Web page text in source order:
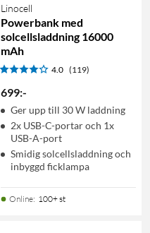
Linocell
Powerbank med
solcellsladdning 16000
mAh
4.0 (119)
699:-
Ger upp till 30 W laddning
2x USB-C-portar och 1x
USB-A-port
Smidig solcellsladdning och
inbyggd ficklampa
Online: 100+ st